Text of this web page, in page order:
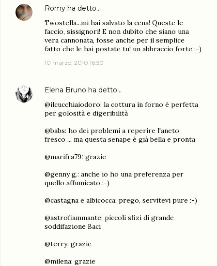
Romy ha detto…
Twostella...mi hai salvato la cena! Queste le
faccio, sissignori! E non dubito che siano una
vera cannonata, fosse anche per il semplice
fatto che le hai postate tu! un abbraccio forte :-)
10 marzo, 2010 16:50
Elena Bruno ha detto…
@ilcucchiaiodoro: la cottura in forno è perfetta
per golosità e digeribilità
@babs: ho dei problemi a reperire l'aneto
fresco ... ma questa senape è già bella e pronta
@marifra79: grazie
@genny g.: anche io ho una preferenza per
quello affumicato :-)
@castagna e albicocca: prego, servitevi pure :-)
@astrofiammante: piccoli sfizi di grande
soddifazione Baci
@terry: grazie
@milena: grazie